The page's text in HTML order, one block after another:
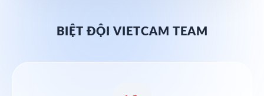
BIỆT ĐỘI VIETCAM TEAM